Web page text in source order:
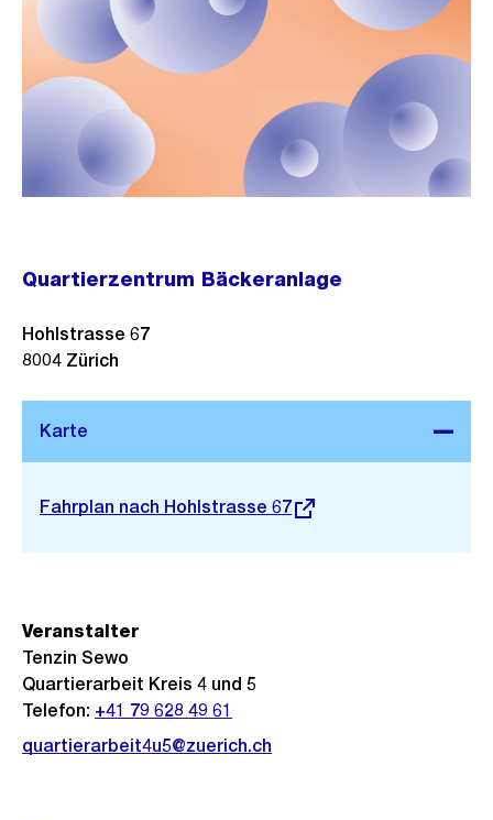
Quartierzentrum Bäckeranlage
Stadtplan 3D
Externer
Fahrplan nach Hohlstrasse 67
Hohlstrasse 67
8004 Zürich
Veranstalter
Tenzin Sewo
Quartierarbeit Kreis 4 und 5
Telefon: +41 79 628 49 61
quartierarbeit4u5@zuerich.ch